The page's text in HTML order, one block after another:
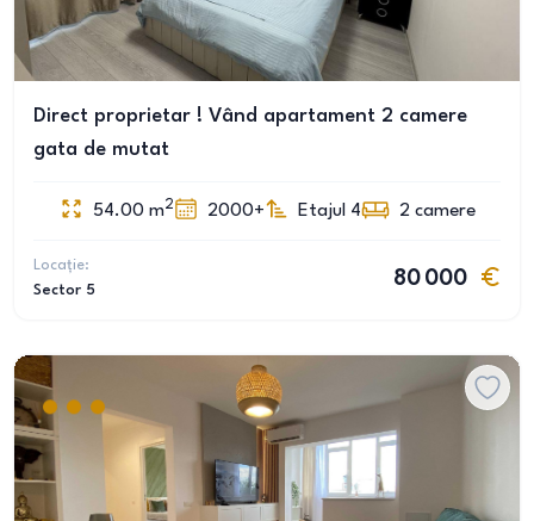
Direct proprietar ! Vând apartament 2 camere
gata de mutat
54.00 m2 2000+ Etajul 4 2 camere
Locație:
Sector 5
80 000